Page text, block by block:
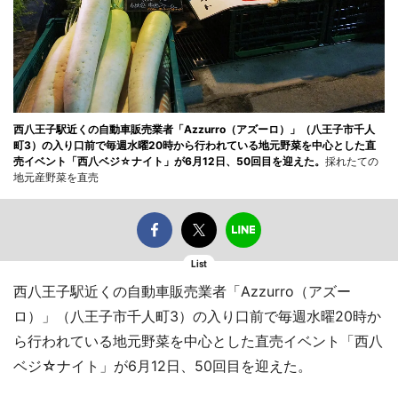
西八王子駅近くの自動車販売業者「Azzurro（アズーロ）」（八王子市千人
町3）の入り口前で毎週水曜20時から行われている地元野菜を中心とした直
売イベント「西八ベジ☆ナイト」が6月12日、50回目を迎えた。 採れたての
地元産野菜を直売
List
西八王子駅近くの自動車販売業者「Azzurro（アズー
ロ）」（八王子市千人町3）の入り口前で毎週水曜20時か
ら行われている地元野菜を中心とした直売イベント「西八
ベジ☆ナイト」が6月12日、50回目を迎えた。